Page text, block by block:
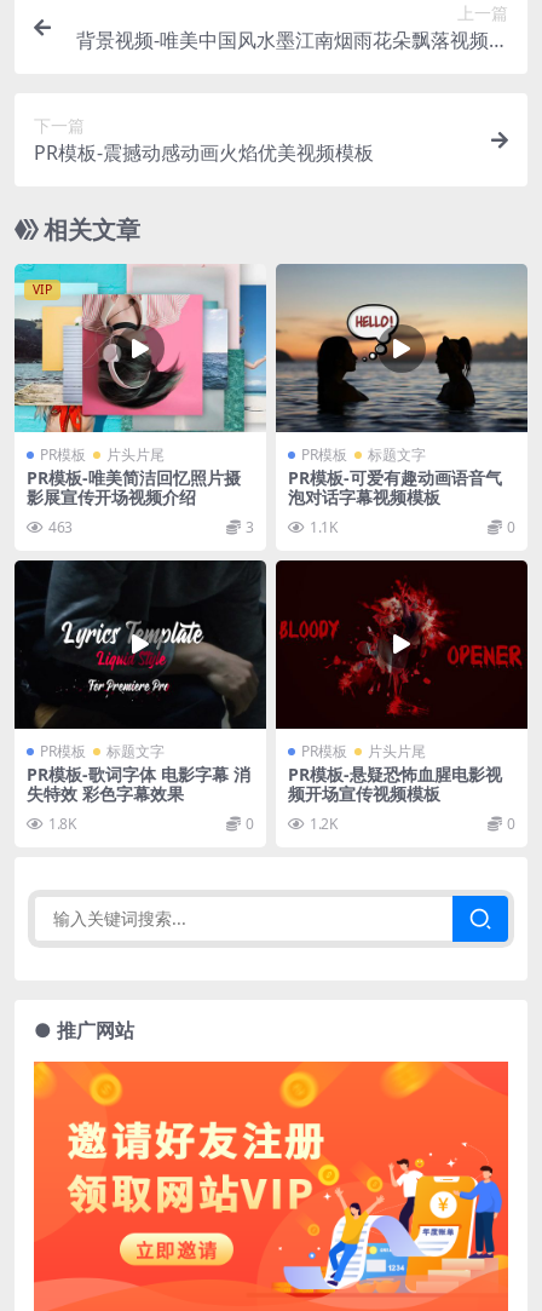
上一篇
背景视频-唯美中国风水墨江南烟雨花朵飘落视频素
下一篇
PR模板-震撼动感动画火焰优美视频模板
相关文章
VIP
PR模板 片头片尾
PR模板-唯美简洁回忆照片摄
影展宣传开场视频介绍
463 3
PR模板 标题文字
PR模板-可爱有趣动画语音气
泡对话字幕视频模板
1.1K 0
PR模板 标题文字
PR模板-歌词字体 电影字幕 消
失特效 彩色字幕效果
1.8K 0
PR模板 片头片尾
PR模板-悬疑恐怖血腥电影视
频开场宣传视频模板
1.2K 0
● 推广网站